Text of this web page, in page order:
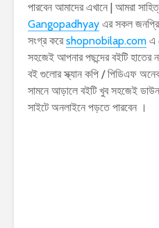
পারবেন আমাদের এখানে | আমরা
Gangopadhyay এর সকল
সংগ্র করেshopnobilap.com এ
সহজেই আপনার পছন্দের বইটি
বই গুলোর স্ক্যান কপি / পিডিএফ
সামনে আড়ালে বইটি খুব সহজেই
সাইটে অনলাইনে পড়তে পারবেন ।